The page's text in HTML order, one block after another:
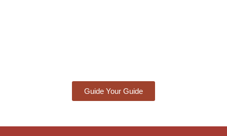
Guide Your Guide